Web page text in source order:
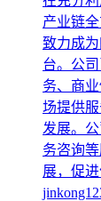
产业链
致力成
台。公
务、商
场提供
发展。
务咨询
展，促